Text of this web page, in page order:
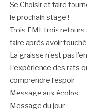
Se Choisir et faire
le prochain stage !
Trois EMI, trois retours
faire après avoir touché
La graisse n’est pas
L’expérience des rats
comprendre l’espoir
Message aux écolos
Message du jour